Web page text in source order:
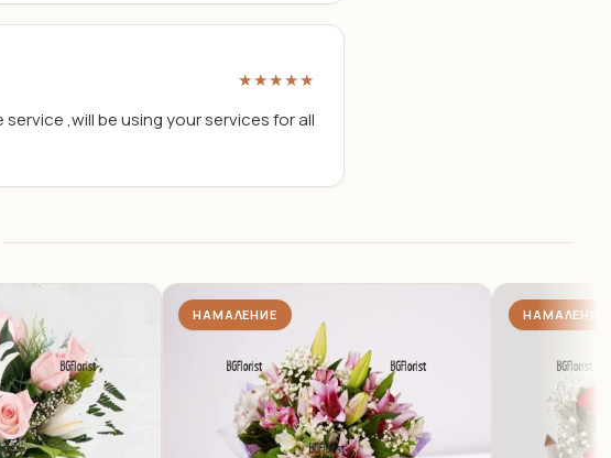
★★★★★
,will be using your services for all
НАМАЛЕНИЕ НАМАЛЕНИЕ